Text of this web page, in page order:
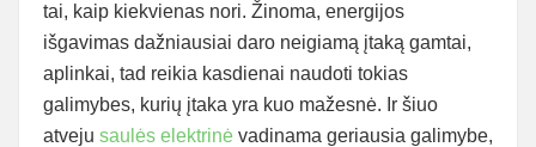
tai, kaip kiekvienas nori. Žinoma, energijos
išgavimas dažniausiai daro neigiamą įtaką gamtai,
aplinkai, tad reikia kasdienai naudoti tokias
galimybes, kurių įtaka yra kuo mažesnė. Ir šiuo
atveju saulės elektrinė vadinama geriausia galimybe,